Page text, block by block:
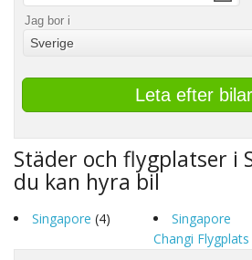
Jag bor i
Sverige
Leta efter bilar
Städer och flygplatser i
du kan hyra bil
Singapore (4)
Singapore
Changi Flygplats